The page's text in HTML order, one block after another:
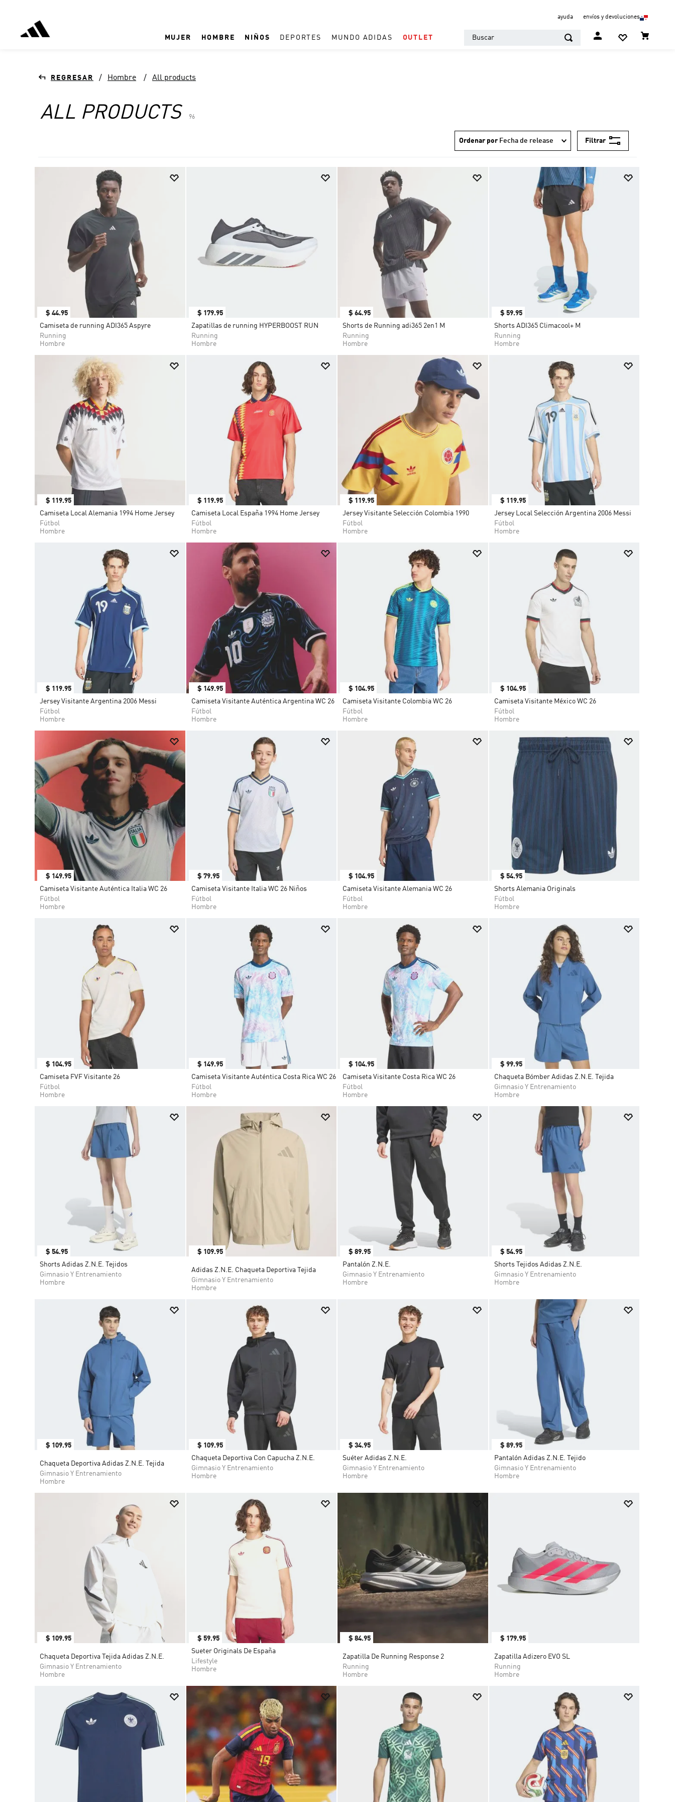
ayuda envíos y devoluciones
MUJER HOMBRE NIÑOS DEPORTES MUNDO ADIDAS OUTLET Buscar
Hombre All products
ALL PRODUCTS 96
Ordenar por Fecha de release Filtrar
$ 44.95
Camiseta de running ADI365 Aspyre
Running
Hombre
$ 179.95
Zapatillas de running HYPERBOOST RUN
Running
Hombre
$ 64.95
Shorts de Running adi365 2en1 M
Running
Hombre
$ 59.95
Shorts ADI365 Climacool+ M
Running
Hombre
$ 119.95
Camiseta Local Alemania 1994 Home Jersey
Fútbol
Hombre
$ 119.95
Camiseta Local España 1994 Home Jersey
Fútbol
Hombre
$ 119.95
Jersey Visitante Selección Colombia 1990
Fútbol
Hombre
$ 119.95
Jersey Local Selección Argentina 2006 Messi
Fútbol
Hombre
$ 119.95
Jersey Visitante Argentina 2006 Messi
Fútbol
Hombre
$ 149.95
Camiseta Visitante Auténtica Argentina WC 26
Fútbol
Hombre
$ 104.95
Camiseta Visitante Colombia WC 26
Fútbol
Hombre
$ 104.95
Camiseta Visitante México WC 26
Fútbol
Hombre
$ 149.95
Camiseta Visitante Auténtica Italia WC 26
Fútbol
Hombre
$ 79.95
Camiseta Visitante Italia WC 26 Niños
Fútbol
Hombre
$ 104.95
Camiseta Visitante Alemania WC 26
Fútbol
Hombre
$ 54.95
Shorts Alemania Originals
Fútbol
Hombre
$ 104.95
Camiseta FVF Visitante 26
Fútbol
Hombre
$ 149.95
Camiseta Visitante Auténtica Costa Rica WC 26
Fútbol
Hombre
$ 104.95
Camiseta Visitante Costa Rica WC 26
Fútbol
Hombre
$ 99.95
Chaqueta Bómber Adidas Z.N.E. Tejida
Gimnasio Y Entrenamiento
Hombre
$ 54.95
Shorts Adidas Z.N.E. Tejidos
Gimnasio Y Entrenamiento
Hombre
$ 109.95
Adidas Z.N.E. Chaqueta Deportiva Tejida
Gimnasio Y Entrenamiento
Hombre
$ 89.95
Pantalón Z.N.E.
Gimnasio Y Entrenamiento
Hombre
$ 54.95
Shorts Tejidos Adidas Z.N.E.
Gimnasio Y Entrenamiento
Hombre
$ 109.95
Chaqueta Deportiva Adidas Z.N.E. Tejida
Gimnasio Y Entrenamiento
Hombre
$ 109.95
Chaqueta Deportiva Con Capucha Z.N.E.
Gimnasio Y Entrenamiento
Hombre
$ 34.95
Suéter Adidas Z.N.E.
Gimnasio Y Entrenamiento
Hombre
$ 89.95
Pantalón Adidas Z.N.E. Tejido
Gimnasio Y Entrenamiento
Hombre
$ 109.95
Chaqueta Deportiva Tejida Adidas Z.N.E.
Gimnasio Y Entrenamiento
Hombre
$ 59.95
Sueter Originals De España
Lifestyle
Hombre
$ 84.95
Zapatilla De Running Response 2
Running
Hombre
$ 179.95
Zapatilla Adizero EVO SL
Running
Hombre
F50